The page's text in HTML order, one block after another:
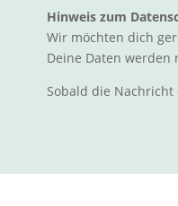
du
ein
Mensch
Bitte
Zeichen
Hinweis zum
Wir möchten dich
Deine Daten werden
Sobald die